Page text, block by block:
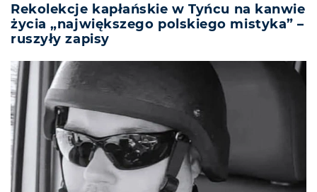
Rekolekcje kapłańskie w Tyńcu na kanwie
życia „największego polskiego mistyka” –
ruszyły zapisy